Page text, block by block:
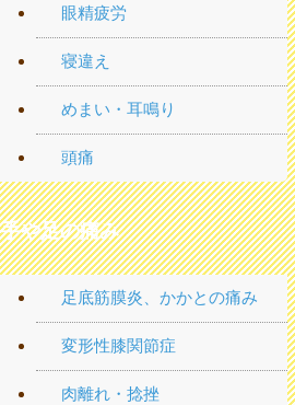
眼精疲労
寝違え
めまい・耳鳴り
頭痛
手や足の痛み
足底筋膜炎、かかとの痛み
変形性膝関節症
肉離れ・捻挫